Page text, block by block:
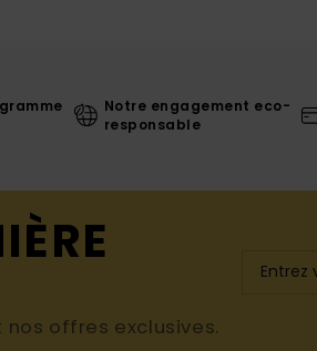
Notre engagement eco-
responsable
offres exclusives.